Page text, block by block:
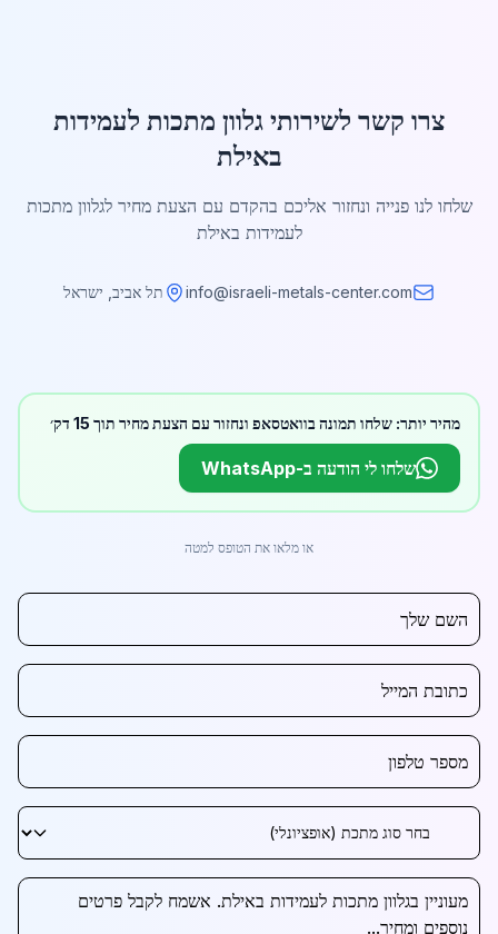
צרו קשר לשירותי גלוון מתכות לעמידות
באילת
שלחו לנו פנייה ונחזור אליכם בהקדם עם הצעת מחיר לגלוון מתכות
לעמידות באילת
info@israeli-metals-center.com תל אביב, ישראל
מהיר יותר: שלחו תמונה בוואטסאפ ונחזור עם הצעת מחיר תוך 15 דק׳
שלחו לי הודעה ב-WhatsApp
או מלאו את הטופס למטה